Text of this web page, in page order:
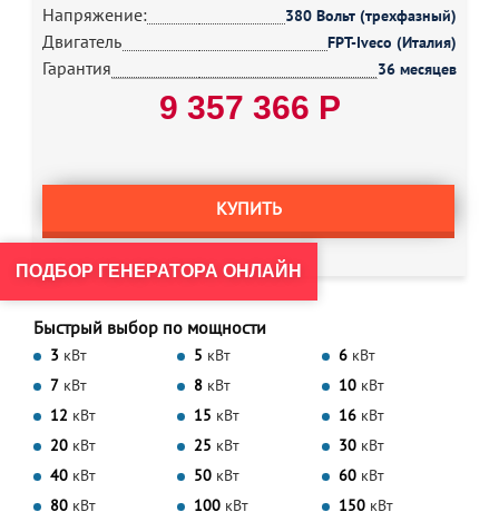
Напряжение: 380 Вольт (трехфазный)
Двигатель FPT-Iveco (Италия)
Гарантия 36 месяцев
9 357 366 Р
КУПИТЬ
Быстрый выбор по мощности
3 кВт 5 кВт 6 кВт
7 кВт 8 кВт 10 кВт
12 кВт 15 кВт 16 кВт
20 кВт 25 кВт 30 кВт
40 кВт 50 кВт 60 кВт
80 кВт 100 кВт 150 кВт
ПОДБОР ГЕНЕРАТОРА ОНЛАЙН